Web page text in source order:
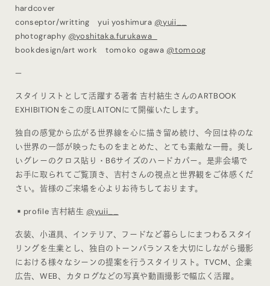
hardcover
conseptor/writting yui yoshimura @yuii__
photography @yoshitaka.furukawa
bookdesign/art work tomoko ogawa @tomoog
—
スタイリストとして活躍する著者 吉村結生さんのARTBOOK
EXHIBITIONをこの度LAITONにて開催いたします。
独自の感覚から広がる世界線を心に描き留め続け、今回は枠のな
い世界の一部が映ったものをまとめた、とても素敵な一冊。美し
いグレーのクロス貼り・B6サイズのハードカバー。是非会場で
お手に取られてご覧頂き、吉村さんの視点と世界観をご体感くだ
さい。皆様のご来場を心よりお待ちしております。
▪️profile 吉村結生 @yuii__
衣装、小道具、インテリア、フードなど暮らしにまつわるスタイ
リングを生業とし、独自のトーンバランスを大切にしながら撮影
における様々なシーンの提案を行うスタイリスト。TVCM、企業
広告、WEB、カタログなどの写真や動画撮影で幅広く活躍。